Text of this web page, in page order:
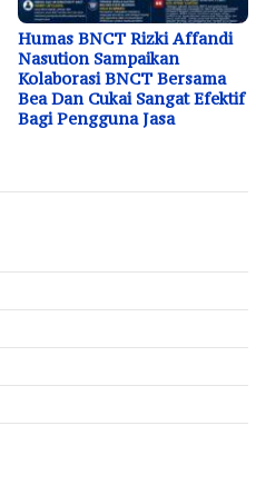
Humas BNCT Rizki Affandi
Nasution Sampaikan
Kolaborasi BNCT Bersama
Bea Dan Cukai Sangat Efektif
Bagi Pengguna Jasa